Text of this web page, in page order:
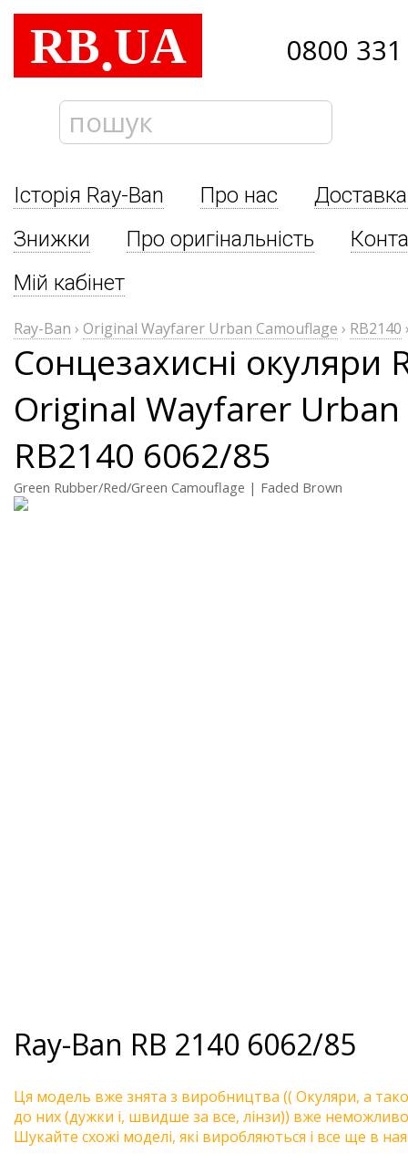
RB.UA 0800
Історія Ray-Ban Про нас
Знижки
Про оригінальність
Мій кабінет
Ray-Ban › Original Wayfarer Urban Camouflage › RB2140
Сонцезахисні окуляри
Original Wayfarer
RB2140 6062/85
Green Rubber/Red/Green Camouflage | Faded Brown
Ray-Ban RB 2140 6062/85
Ця модель вже знята з виробництва (( Окуляри, а
до них (дужки і, швидше за все, лінзи)) вже неможливо
Шукайте схожі моделі, які виробляються і все ще в